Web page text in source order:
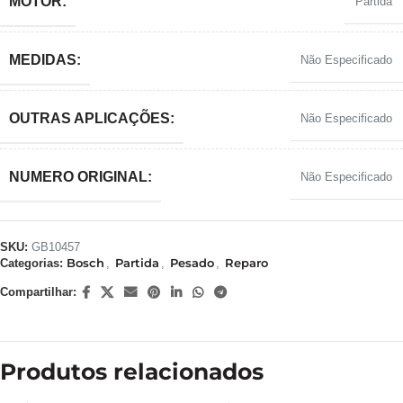
MEDIDAS: Não Especificado
OUTRAS APLICAÇÕES: Não Especificado
NUMERO ORIGINAL: Não Especificado
SKU: GB10457
Categorias: Bosch Partida Pesado Reparo
Compartilhar:
Produtos relacionados